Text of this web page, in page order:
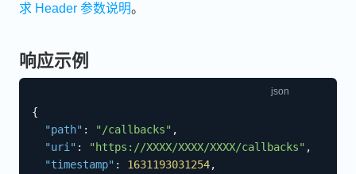
求 Header 参数说明。
响应示例
{
"path" : "/callbacks" ,
"uri" : "https://XXXX/XXXX/XXXX/callbacks" ,
"timestamp" : 1631193031254,